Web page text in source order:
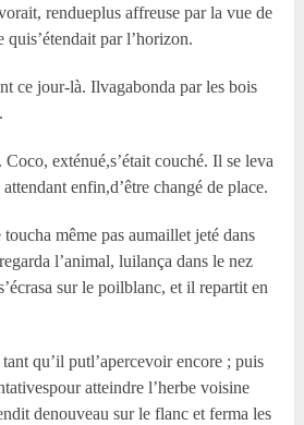
rendueplus affreuse par la vue de
par l’horizon.
ce jour-là. Ilvagabonda par les bois
exténué,s’était couché. Il se leva
enfin,d’être changé de place.
même pas aumaillet jeté dans
l’animal, luilança dans le nez
sur le poilblanc, et il repartit en
qu’il putl’apercevoir encore ; puis
atteindre l’herbe voisine
denouveau sur le flanc et ferma les